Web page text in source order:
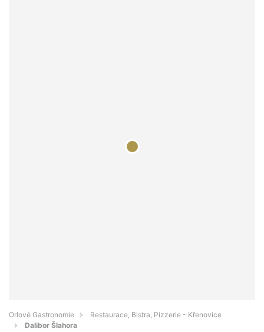
Orlové Gastronomie
Restaurace, Bistra, Pizzerie - Křenovice
Dalibor Šlahora